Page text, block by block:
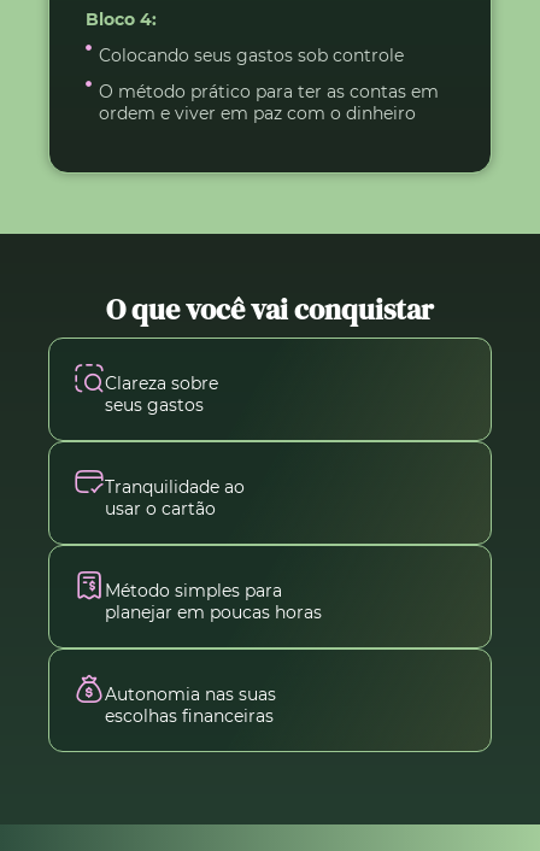
Bloco 4:
Colocando seus gastos sob controle
O método prático para ter as contas em
ordem e viver em paz com o dinheiro
O que você vai conquistar
Clareza sobre
seus gastos
Tranquilidade ao
usar o cartão
Método simples para
planejar em poucas horas
Autonomia nas suas
escolhas financeiras